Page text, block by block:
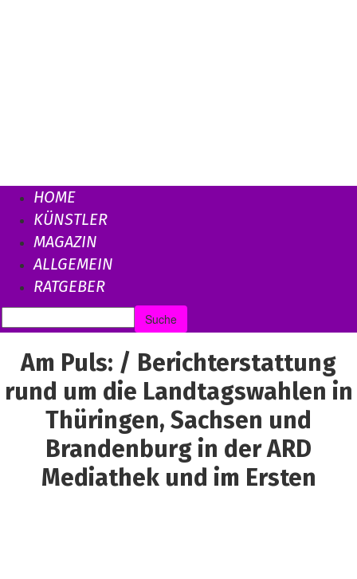
HOME
KÜNSTLER
MAGAZIN
ALLGEMEIN
RATGEBER
Am Puls: / Berichterstattung
rund um die Landtagswahlen in
Thüringen, Sachsen und
Brandenburg in der ARD
Mediathek und im Ersten